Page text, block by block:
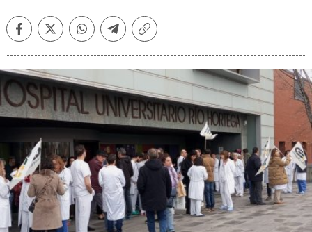
FacebookTwitterWhatsappTelegramCopiar